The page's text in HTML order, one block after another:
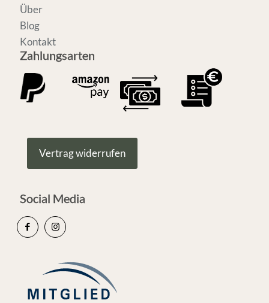
Über
Blog
Kontakt
Zahlungsarten
Vertrag widerrufen
Social Media